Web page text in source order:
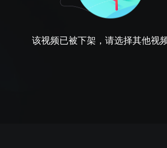
该视频已被下架，请选择其他视